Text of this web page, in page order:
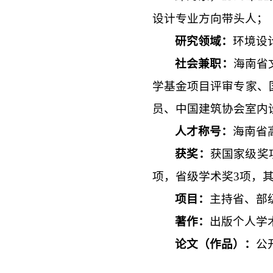
设计专业方向带头人；
研究领域：环境设
社会兼职 ： 海南省
学基金项目评审专家
员、中国建筑协会室内
人才称号： 海南省
获奖： 获国家级奖
项，省级学术奖3项，
项目： 主持省、部
著作： 出版个人学
论文（作品）： 公